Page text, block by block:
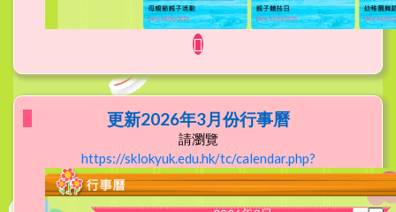
更新2026年3月份行事曆
請瀏覽
https://sklokyuk.edu.hk/tc/calendar.php?